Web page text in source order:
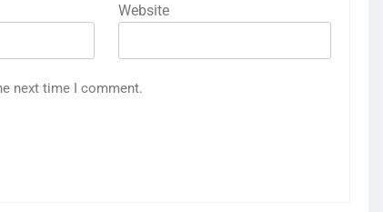
Website
next time I comment.